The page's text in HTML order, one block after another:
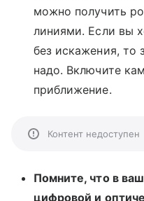
можно получить
линиями. Если вы
без искажения, то
надо. Включите
приближение.
Контент недоступен
Помните, что в
цифровой и